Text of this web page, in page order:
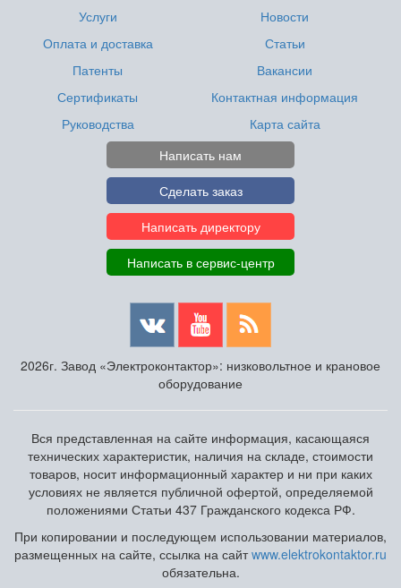
Услуги
Оплата и доставка
Патенты
Сертификаты
Руководства
Новости
Статьи
Вакансии
Контактная информация
Карта сайта
Написать нам
Сделать заказ
Написать директору
Написать в сервис-центр
2026г. Завод «Электроконтактор»: низковольтное и крановое
оборудование
Вся представленная на сайте информация, касающаяся
технических характеристик, наличия на складе, стоимости
товаров, носит информационный характер и ни при каких
условиях не является публичной офертой, определяемой
положениями Статьи 437 Гражданского кодекса РФ.
При копировании и последующем использовании материалов,
размещенных на сайте, ссылка на сайтwww.elektrokontaktor.ru
обязательна.